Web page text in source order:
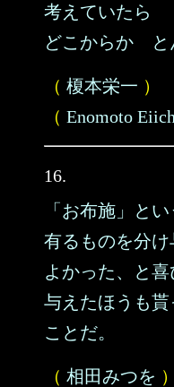
考えていたら
どこからか と
（ 榎本栄一 ）
（ Enomoto
16.
「お布施」と
有るものを分
よかった、と喜
与えたほうも
ことだ。
（ 相田みつを ）